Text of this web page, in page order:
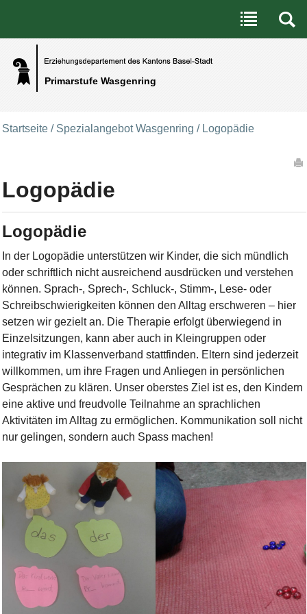
Primarstufe Wasgenring
Benutzerspezifische Werkzeuge
Direkt zum Inhalt|Direkt zur Navigation
Startseite / Spezialangebot Wasgenring / Logopädie
Logopädie
Logopädie
In der Logopädie unterstützen wir Kinder, die sich mündlich
oder schriftlich nicht ausreichend ausdrücken und verstehen
können. Sprach-, Sprech-, Schluck-, Stimm-, Lese- oder
Schreibschwierigkeiten können den Alltag erschweren – hier
setzen wir gezielt an. Die Therapie erfolgt überwiegend in
Einzelsitzungen, kann aber auch in Kleingruppen oder
integrativ im Klassenverband stattfinden. Eltern sind jederzeit
willkommen, um ihre Fragen und Anliegen in persönlichen
Gesprächen zu klären. Unser oberstes Ziel ist es, den Kindern
eine aktive und freudvolle Teilnahme an sprachlichen
Aktivitäten im Alltag zu ermöglichen. Kommunikation soll nicht
nur gelingen, sondern auch Spass machen!